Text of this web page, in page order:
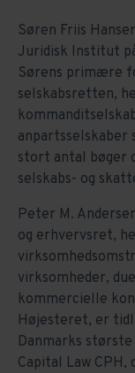
Søren Friis
Juridisk Institut
Sørens primære
selskabsretten,
anpartsselskaber
stort antal bøger
selskabs- og
Peter M.
og erhvervsret,
virksomheder,
kommercielle
Højesteret, er
Danmarks
Capital Law